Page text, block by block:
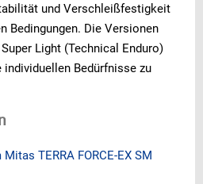
und Verschleißfestigkeit
Bedingungen. Die Versionen
Light (Technical Enduro)
Bedürfnisse zu
TERRA FORCE-EX SM